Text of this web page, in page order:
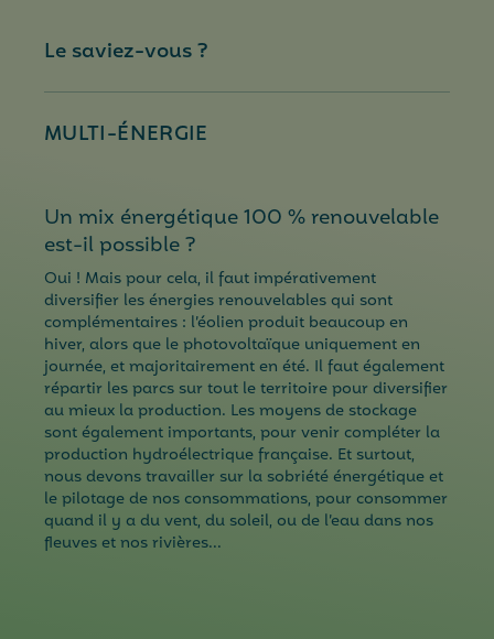
Le saviez-vous ?
MULTI-ÉNERGIE
Un mix énergétique 100 % renouvelable
est-il possible ?
Oui ! Mais pour cela, il faut impérativement
diversifier les énergies renouvelables qui sont
complémentaires : l’éolien produit beaucoup en
hiver, alors que le photovoltaïque uniquement en
journée, et majoritairement en été. Il faut également
répartir les parcs sur tout le territoire pour diversifier
au mieux la production. Les moyens de stockage
sont également importants, pour venir compléter la
production hydroélectrique française. Et surtout,
nous devons travailler sur la sobriété énergétique et
le pilotage de nos consommations, pour consommer
quand il y a du vent, du soleil, ou de l’eau dans nos
fleuves et nos rivières...